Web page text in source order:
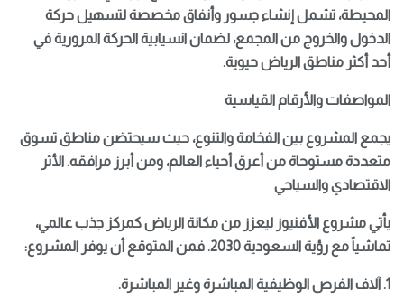
المحيطة، تشمل إنشاء جسور وأنفاق مخصصة لتسهيل حركة
الدخول والخروج من المجمع، لضمان انسيابية الحركة المرورية في
أحد أكثر مناطق الرياض حيوية.
المواصفات والأرقام القياسية
يجمع المشروع بين الفخامة والتنوع، حيث سيحتضن مناطق تسوق
متعددة مستوحاة من أعرق أحياء العالم، ومن أبرز مرافقه. الأثر
الاقتصادي والسياحي
يأتي مشروع الأفنيوز ليعزز من مكانة الرياض كمركز جذب عالمي،
تماشياً مع رؤية السعودية 2030. فمن المتوقع أن يوفر المشروع:
1. آلاف الفرص الوظيفية المباشرة وغير المباشرة.